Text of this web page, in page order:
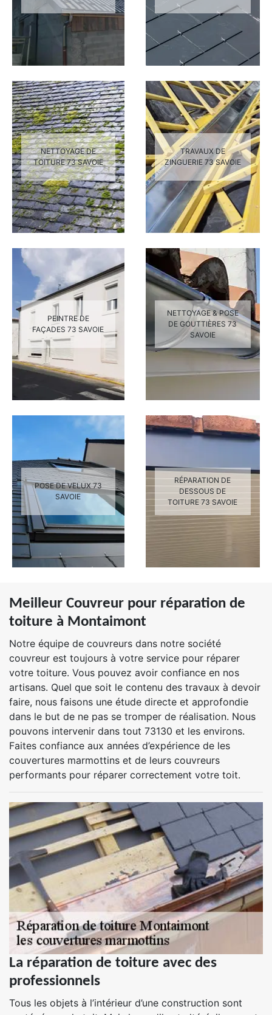
NETTOYAGE DE
TOITURE 73 SAVOIE
TRAVAUX DE
ZINGUERIE 73 SAVOIE
PEINTRE DE
FAÇADES 73 SAVOIE
NETTOYAGE & POSE
DE GOUTTIÈRES 73
SAVOIE
POSE DE VELUX 73
SAVOIE
RÉPARATION DE
DESSOUS DE
TOITURE 73 SAVOIE
Meilleur Couvreur pour réparation de
toiture à Montaimont
Notre équipe de couvreurs dans notre société
couvreur est toujours à votre service pour réparer
votre toiture. Vous pouvez avoir confiance en nos
artisans. Quel que soit le contenu des travaux à devoir
faire, nous faisons une étude directe et approfondie
dans le but de ne pas se tromper de réalisation. Nous
pouvons intervenir dans tout 73130 et les environs.
Faites confiance aux années d’expérience de les
couvertures marmottins et de leurs couvreurs
performants pour réparer correctement votre toit.
La réparation de toiture avec des
professionnels
Tous les objets à l’intérieur d’une construction sont